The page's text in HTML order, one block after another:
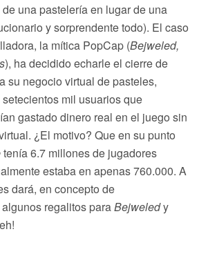
una pastelería en lugar de una
y sorprendente todo). El caso
la mítica PopCap (Bejweled,
), ha decidido echarle el cierre de
su negocio virtual de pasteles,
mil usuarios que
gastado dinero real en el juego sin
¿El motivo? Que en su punto
tenía 6.7 millones de jugadores
estaba en apenas 760.000. A
dará, en concepto de
regalitos paraBejweledy